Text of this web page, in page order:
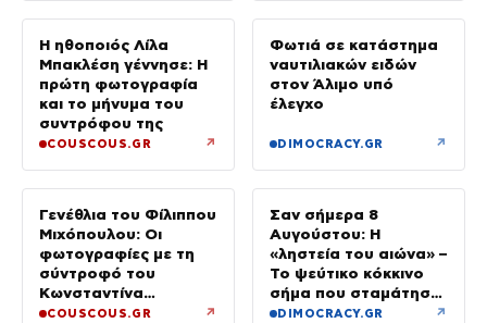
Η ηθοποιός Λίλα
Μπακλέση γέννησε: Η
πρώτη φωτογραφία
και το μήνυμα του
συντρόφου της
COUSCOUS.GR ↗
Φωτιά σε κατάστημα
ναυτιλιακών ειδών
στον Άλιμο υπό
έλεγχο
DIMOCRACY.GR ↗
Γενέθλια του Φίλιππου
Μιχόπουλου: Οι
φωτογραφίες με τη
σύντροφό του
Κωνσταντίνα
Ευρυπίδου και το
COUSCOUS.GR ↗
Σαν σήμερα 8
Αυγούστου: Η
«ληστεία του αιώνα» –
Το ψεύτικο κόκκινο
σήμα που σταμάτησε
τρένο με 2,6 εκατ.
DIMOCRACY.GR ↗